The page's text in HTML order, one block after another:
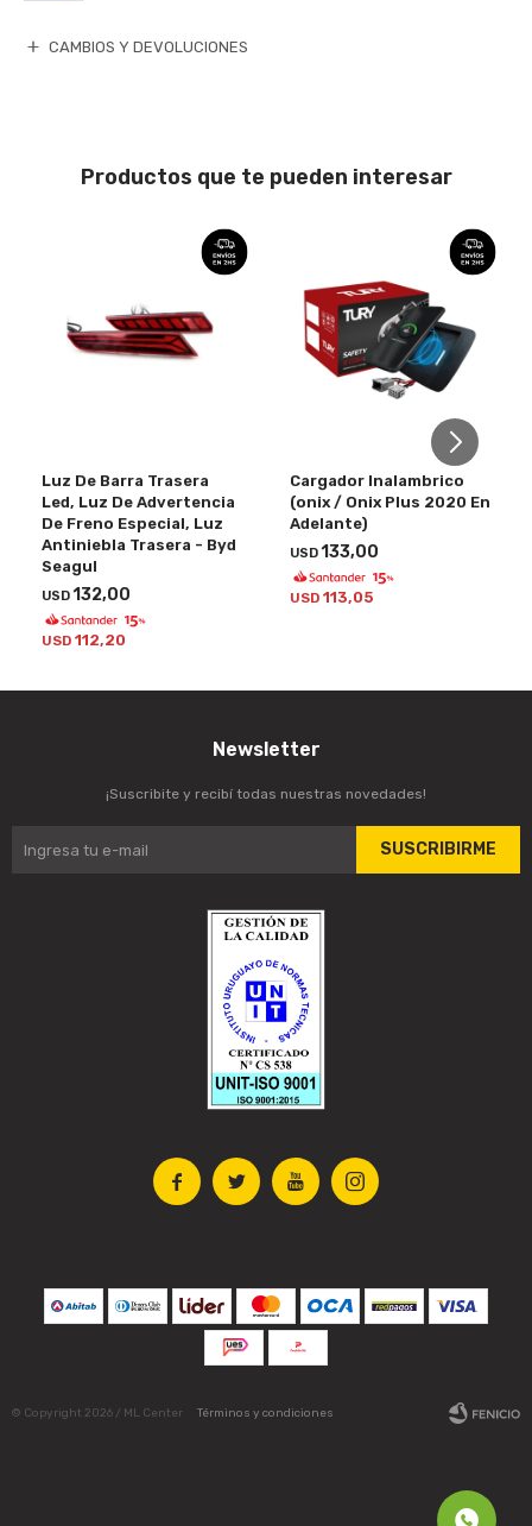
CAMBIOS Y DEVOLUCIONES
Productos que te pueden interesar
Luz De Barra Trasera
Led, Luz De Advertencia
De Freno Especial, Luz
Antiniebla Trasera - Byd
Seagul
USD132,00
USD 112,20
Cargador Inalambrico
(onix / Onix Plus 2020 En
Adelante)
USD133,00
USD 113,05
   
Newsletter
¡Suscribite y recibí todas nuestras novedades!
SUSCRIBIRME
© Copyright 2026 / ML Center Términos y condiciones